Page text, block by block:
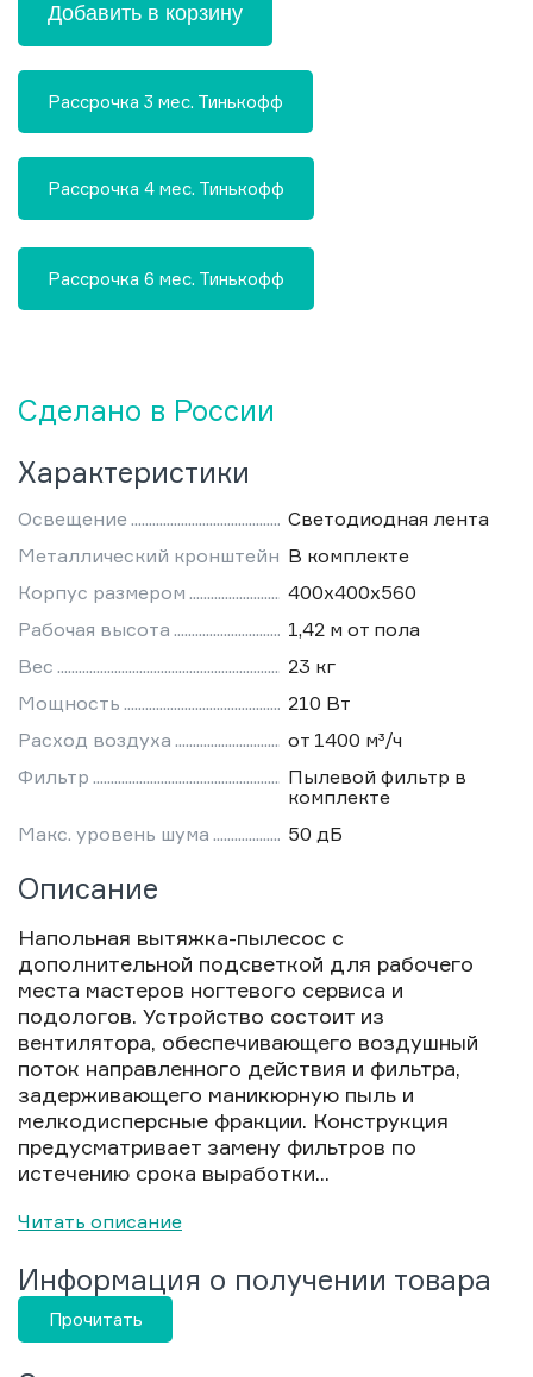
Сделано в России
Характеристики
Освещение
Светодиодная лента
Металлический кронштейн В комплекте
Корпус размером
400х400х560
Рабочая высота
1,42 м от пола
Вес
23 кг
Мощность
210 Вт
Расход воздуха
от 1400 м³/ч
Фильтр
Пылевой фильтр в
комплекте
Макс. уровень шума
50 дБ
Описание
Напольная вытяжка-пылесос с
дополнительной подсветкой для рабочего
места мастеров ногтевого сервиса и
подологов. Устройство состоит из
вентилятора, обеспечивающего воздушный
поток направленного действия и фильтра,
задерживающего маникюрную пыль и
мелкодисперсные фракции. Конструкция
предусматривает замену фильтров по
истечению срока выработки...
Читать описание
Информация о получении товара
Прочитать
Добавить в корзину
Рассрочка 3 мес. Тинькофф
Рассрочка 4 мес. Тинькофф
Рассрочка 6 мес. Тинькофф